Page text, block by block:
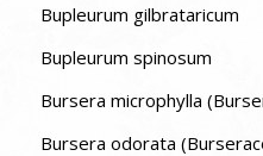
Bupleurum gilbrataricum
Bupleurum spinosum
Bursera microphylla
Bursera odorata